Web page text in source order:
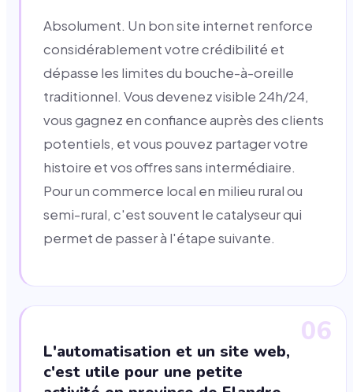
Absolument. Un bon site internet renforce
considérablement votre crédibilité et
dépasse les limites du bouche-à-oreille
traditionnel. Vous devenez visible 24h/24,
vous gagnez en confiance auprès des clients
potentiels, et vous pouvez partager votre
histoire et vos offres sans intermédiaire.
Pour un commerce local en milieu rural ou
semi-rural, c'est souvent le catalyseur qui
permet de passer à l'étape suivante.
06
L'automatisation et un site web,
c'est utile pour une petite